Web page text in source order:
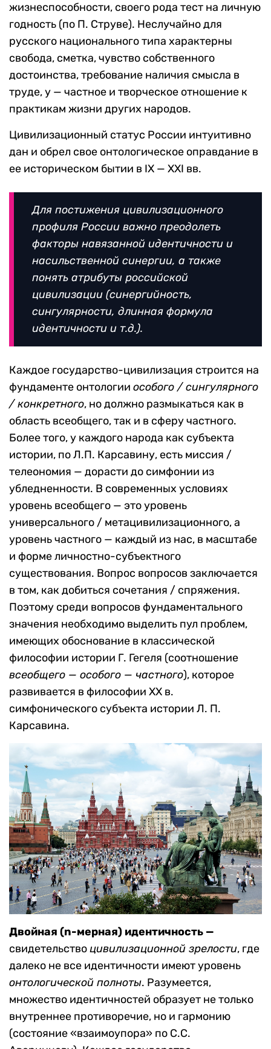
жизнеспособности, своего рода тест на личную
годность (по П. Струве). Неслучайно для
русского национального типа характерны
свобода, сметка, чувство собственного
достоинства, требование наличия смысла в
труде, у — частное и творческое отношение к
практикам жизни других народов.
Цивилизационный статус России интуитивно
дан и обрел свое онтологическое оправдание в
ее историческом бытии в IX — XXI вв.
Для постижения цивилизационного
профиля России важно преодолеть
факторы навязанной идентичности и
насильственной синергии, а также
понять атрибуты российской
цивилизации (синергийность,
сингулярности, длинная формула
идентичности и т.д.).
Каждое государство-цивилизация строится на
фундаменте онтологии особого / сингулярного
/ конкретного, но должно размыкаться как в
область всеобщего, так и в сферу частного.
Более того, у каждого народа как субъекта
истории, по Л.П. Карсавину, есть миссия /
телеономия — дорасти до симфонии из
убледненности. В современных условиях
уровень всеобщего — это уровень
универсального / метацивилизационного, а
уровень частного — каждый из нас, в масштабе
и форме личностно-субъектного
существования. Вопрос вопросов заключается
в том, как добиться сочетания / спряжения.
Поэтому среди вопросов фундаментального
значения необходимо выделить пул проблем,
имеющих обоснование в классической
философии истории Г. Гегеля (соотношение
всеобщего — особого — частного), которое
развивается в философии ХХ в.
симфонического субъекта истории Л. П.
Карсавина.
Двойная (n-мерная) идентичность —
свидетельствоцивилизационной зрелости, где
далеко не все идентичности имеют уровень
онтологической полноты. Разумеется,
множество идентичностей образует не только
внутреннее противоречие, но и гармонию
(состояние «взаимоупора» по С.С.